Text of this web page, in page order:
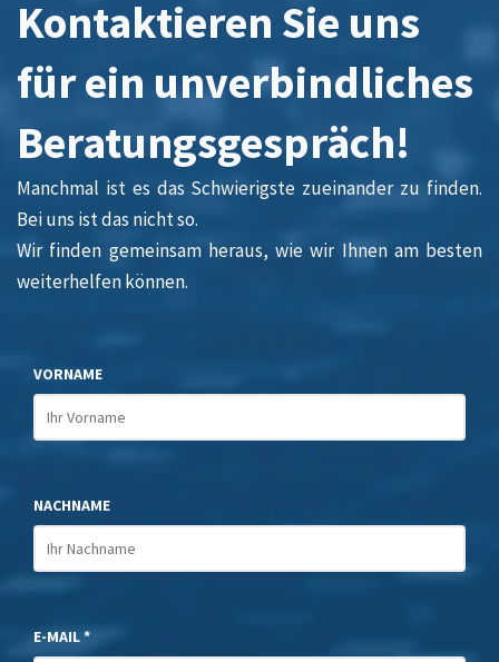
Kontaktieren Sie uns
für ein unverbindliches
Beratungsgespräch!
Manchmal ist es das Schwierigste zueinander zu finden.
Bei uns ist das nicht so.
Wir finden gemeinsam heraus, wie wir Ihnen am besten
weiterhelfen können.
VORNAME
NACHNAME
E-MAIL *